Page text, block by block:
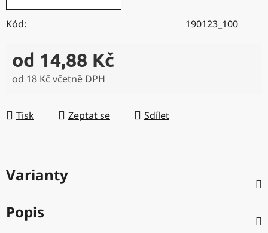
Kód: 190123_100
od 14,88 Kč
od 18 Kč včetně DPH
Tisk
Zeptat se Sdílet
Varianty
Popis